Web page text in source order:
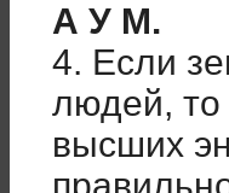
А У М.
4. Если
людей, то
высших